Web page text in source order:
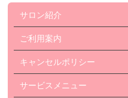
サロン紹介
ご利用案内
キャンセルポリシー
サービスメニュー